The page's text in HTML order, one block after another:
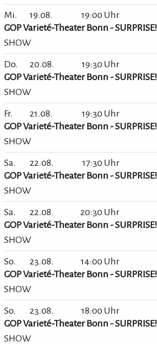
Mi. 19.08.
19:00 Uhr
GOP Varieté-Theater Bonn - SURPRISE!
SHOW
Do. 20.08.
19:30 Uhr
GOP Varieté-Theater Bonn - SURPRISE!
SHOW
Fr. 21.08.
19:30 Uhr
GOP Varieté-Theater Bonn - SURPRISE!
SHOW
Sa. 22.08.
17:30 Uhr
GOP Varieté-Theater Bonn - SURPRISE!
SHOW
Sa. 22.08.
20:30 Uhr
GOP Varieté-Theater Bonn - SURPRISE!
SHOW
So. 23.08.
14:00 Uhr
GOP Varieté-Theater Bonn - SURPRISE!
SHOW
So. 23.08.
18:00 Uhr
GOP Varieté-Theater Bonn - SURPRISE!
SHOW